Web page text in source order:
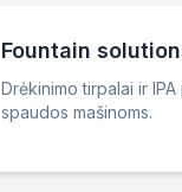
Fountain
Drėkinimo tirpalai ir
spaudos mašinoms.